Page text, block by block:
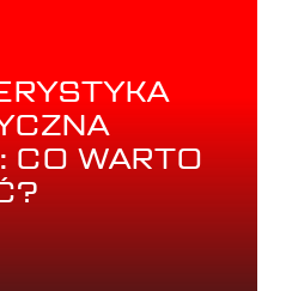
CO WARTO